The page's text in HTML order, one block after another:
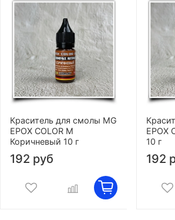
Краситель для смолы MG
EPOX COLOR M
Коричневый 10 г
192 руб
EPOX
10 г
192